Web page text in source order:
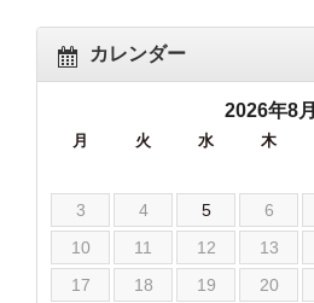
カレンダー
2026年8月
月 火 水 木
3
4 5 6
10
11 12 13
17
18 19 20